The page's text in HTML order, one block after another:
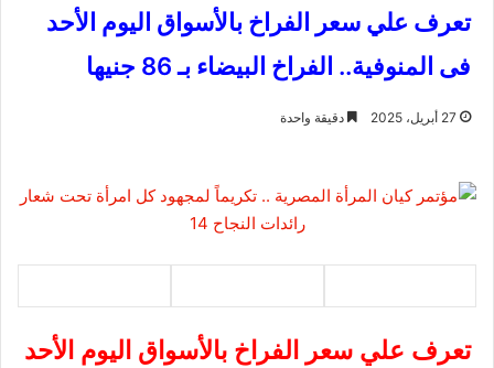
تعرف علي سعر الفراخ بالأسواق اليوم الأحد
فى المنوفية.. الفراخ البيضاء بـ 86 جنيها
27 أبريل، 2025 دقيقة واحدة
تعرف علي سعر الفراخ بالأسواق اليوم الأحد